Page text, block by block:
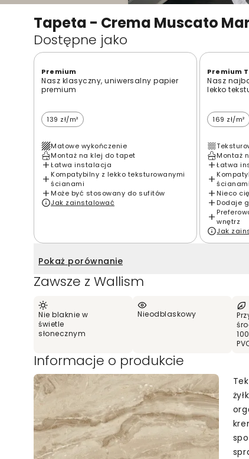
Tapeta - Crema Muscato
Dostępne jako
Premium
Nasz klasyczny, uniwersalny papier
premium
139 zł/m²
Matowe wykończenie
Montaż na klej do tapet
Łatwa instalacja
Kompatybilny z lekko teksturowanymi
ścianami
Może być stosowany do sufitów
Jak zainstalować
Premium
Nasz
lekko
169 zł/m²
Montaż
Łatwa
ścianami
Nieco
Dodaje
wnętrz
Jak
Pokaż porównanie
Zawsze z Wallism
Nie blaknie w
świetle
słonecznym
Nieodblaskowy
Informacje o produkcie